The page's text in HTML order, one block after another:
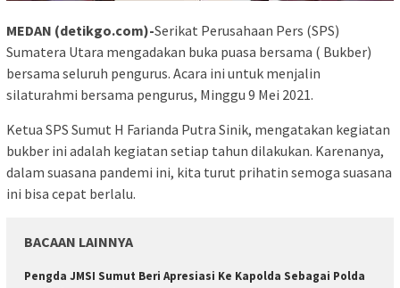
MEDAN (detikgo.com)-Serikat Perusahaan Pers (SPS)
Sumatera Utara mengadakan buka puasa bersama ( Bukber)
bersama seluruh pengurus. Acara ini untuk menjalin
silaturahmi bersama pengurus, Minggu 9 Mei 2021.
Ketua SPS Sumut H Farianda Putra Sinik, mengatakan kegiatan
bukber ini adalah kegiatan setiap tahun dilakukan. Karenanya,
dalam suasana pandemi ini, kita turut prihatin semoga suasana
ini bisa cepat berlalu.
BACAAN LAINNYA
Pengda JMSI Sumut Beri Apresiasi Ke Kapolda Sebagai Polda